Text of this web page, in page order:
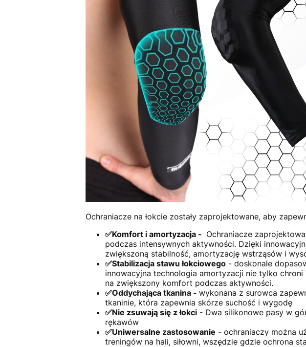
Ochraniacze na łokcie zostały zaprojektowane, aby
✅Komfort i amortyzacja - Ochraniacze
podczas intensywnych aktywności. Dzięki
zwiększoną stabilność, amortyzację wstrząsów i
✅Stabilizacja stawu łokciowego- doskonale
innowacyjna technologia amortyzacji nie tylko
na zwiększony komfort podczas aktywności.
✅Oddychająca tkanina - wykonana z surowca
tkaninie, która zapewnia skórze suchość i wygodę
✅Nie zsuwają się z łokci- Dwa silikonowe pasy w
rękawów
✅Uniwersalne zastosowanie - ochraniaczy można
treningów na hali, siłowni, wszędzie gdzie ochrona